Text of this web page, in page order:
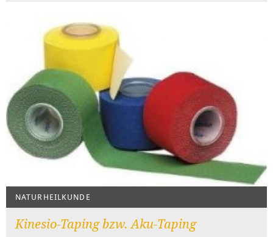
NATURHEILKUNDE
Kinesio-Taping bzw. Aku-Taping